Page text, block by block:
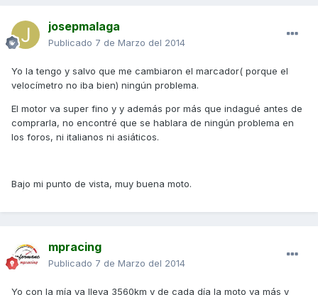
josepmalaga
Publicado 7 de Marzo del 2014
Yo la tengo y salvo que me cambiaron el marcador( porque el
velocímetro no iba bien) ningún problema.
El motor va super fino y y además por más que indagué antes de
comprarla, no encontré que se hablara de ningún problema en
los foros, ni italianos ni asiáticos.
Bajo mi punto de vista, muy buena moto.
mpracing
Publicado 7 de Marzo del 2014
Yo con la mía ya lleva 3560km y de cada día la moto va más y